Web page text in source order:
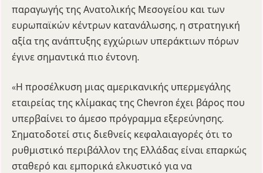
παραγωγής της Ανατολικής Μεσογείου και των
ευρωπαϊκών κέντρων κατανάλωσης, η στρατηγική
αξία της ανάπτυξης εγχώριων υπεράκτιων πόρων
έγινε σημαντικά πιο έντονη.
«Η προσέλκυση μιας αμερικανικής υπερμεγάλης
εταιρείας της κλίμακας της Chevron έχει βάρος που
υπερβαίνει το άμεσο πρόγραμμα εξερεύνησης.
Σηματοδοτεί στις διεθνείς κεφαλαιαγορές ότι το
ρυθμιστικό περιβάλλον της Ελλάδας είναι επαρκώς
σταθερό και εμπορικά ελκυστικό για να